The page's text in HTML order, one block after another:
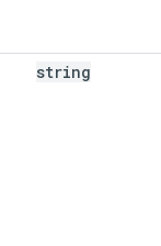
string